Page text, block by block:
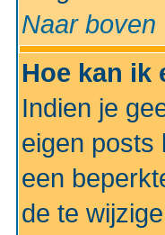
Naar boven
Hoe kan ik
Indien je
eigen posts
een
de te